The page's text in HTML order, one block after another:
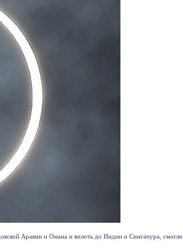
Аравии и Омана и вплоть до Индии и Сингапура, смогли